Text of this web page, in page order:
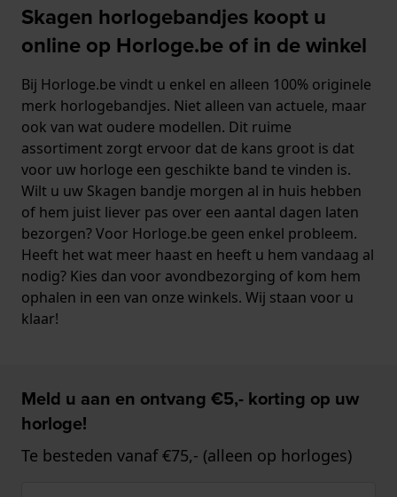
Skagen horlogebandjes koopt u
online op Horloge.be of in de winkel
Bij Horloge.be vindt u enkel en alleen 100% originele
merk horlogebandjes. Niet alleen van actuele, maar
ook van wat oudere modellen. Dit ruime
assortiment zorgt ervoor dat de kans groot is dat
voor uw horloge een geschikte band te vinden is.
Wilt u uw Skagen bandje morgen al in huis hebben
of hem juist liever pas over een aantal dagen laten
bezorgen? Voor Horloge.be geen enkel probleem.
Heeft het wat meer haast en heeft u hem vandaag al
nodig? Kies dan voor avondbezorging of kom hem
ophalen in een van onze winkels. Wij staan voor u
klaar!
Meld u aan en ontvang €5,- korting op uw
horloge!
Te besteden vanaf €75,- (alleen op horloges)